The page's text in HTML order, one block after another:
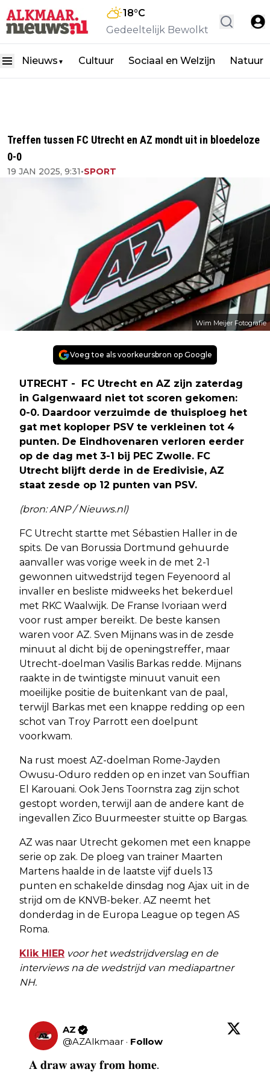
18°C
Gedeeltelijk Bewolkt
Nieuws ▼ Cultuur Sociaal en Welzijn Natuur
Treffen tussen FC Utrecht en AZ mondt uit in bloedeloze
0-0
19 JAN 2025, 9:31•SPORT
Wim Meijer Fotografie
Voeg toe als voorkeursbron op Google
UTRECHT - FC Utrecht en AZ zijn zaterdag
in Galgenwaard niet tot scoren gekomen:
0-0. Daardoor verzuimde de thuisploeg het
gat met koploper PSV te verkleinen tot 4
punten. De Eindhovenaren verloren eerder
op de dag met 3-1 bij PEC Zwolle. FC
Utrecht blijft derde in de Eredivisie, AZ
staat zesde op 12 punten van PSV.
(bron: ANP / Nieuws.nl)
FC Utrecht startte met Sébastien Haller in de
spits. De van Borussia Dortmund gehuurde
aanvaller was vorige week in de met 2-1
gewonnen uitwedstrijd tegen Feyenoord al
invaller en besliste midweeks het bekerduel
met RKC Waalwijk. De Franse Ivoriaan werd
voor rust amper bereikt. De beste kansen
waren voor AZ. Sven Mijnans was in de zesde
minuut al dicht bij de openingstreffer, maar
Utrecht-doelman Vasilis Barkas redde. Mijnans
raakte in de twintigste minuut vanuit een
moeilijke positie de buitenkant van de paal,
terwijl Barkas met een knappe redding op een
schot van Troy Parrott een doelpunt
voorkwam.
Na rust moest AZ-doelman Rome-Jayden
Owusu-Oduro redden op en inzet van Souffian
El Karouani. Ook Jens Toornstra zag zijn schot
gestopt worden, terwijl aan de andere kant de
ingevallen Zico Buurmeester stuitte op Bargas.
AZ was naar Utrecht gekomen met een knappe
serie op zak. De ploeg van trainer Maarten
Martens haalde in de laatste vijf duels 13
punten en schakelde dinsdag nog Ajax uit in de
strijd om de KNVB-beker. AZ neemt het
donderdag in de Europa League op tegen AS
Roma.
Klik HIER voor het wedstrijdverslag en de
interviews na de wedstrijd van mediapartner
NH.
AZ
@AZAlkmaar · Follow
𝐀 𝐝𝐫𝐚𝐰 𝐚𝐰𝐚𝐲 𝐟𝐫𝐨𝐦 𝐡𝐨𝐦𝐞.